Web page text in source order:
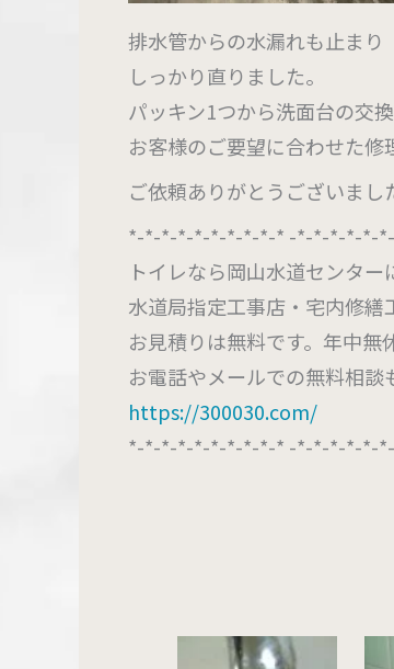
排水管からの水漏れも止まり
しっかり直りました。
パッキン1つから洗面台の交
お客様のご要望に合わせた修
ご依頼ありがとうございまし
*-*-*-*-*-*-*-*-*-* -*-*-*-*-*-
トイレなら岡山水道センター
水道局指定工事店・宅内修繕
お見積りは無料です。年中無
お電話やメールでの無料相談
https://300030.com/
*-*-*-*-*-*-*-*-*-* -*-*-*-*-*-